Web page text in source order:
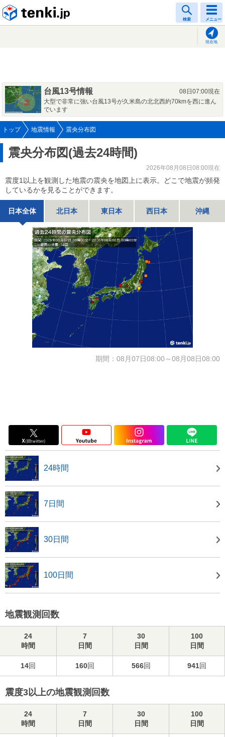
検索 メニュー
現在地
台風13号情報
08日07:00現在
大型で非常に強い台風13号が久米島の北北西約70kmを西に進ん
でいます
トップ 地震情報 震央分布図
震央分布図(過去24時間)
2026年08月08日08:00現在
震度1以上を観測した地震の震央を地図上に表示。どこで地震が頻発
しているかを見ることができます。
日本全体 北日本 東日本 西日本 沖縄
期間：08月07日08:00～08月08日08:00
24時間
7日間
30日間
100日間
地震観測回数
24
時間
7
日間
30
日間
100
日間
14回 160回 566回 941回
震度3以上の地震観測回数
24
時間
7
日間
30
日間
100
日間